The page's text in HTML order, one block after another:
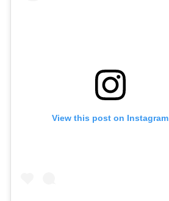
View this post on Instagram